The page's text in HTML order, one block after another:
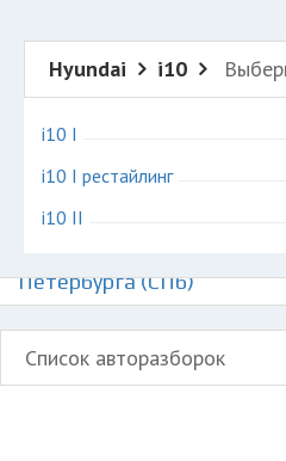
Hyundai i10
i10 I
i10 I рестайлинг
i10 II
Петербурга (СПб)
Список авторазборок